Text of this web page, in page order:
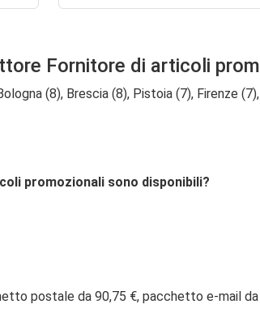
Fornitore di articoli
(8), Brescia (8), Pistoia (7), Firenze
promozionali sono disponibili?
postale da 90,75 €, pacchetto e-mail da